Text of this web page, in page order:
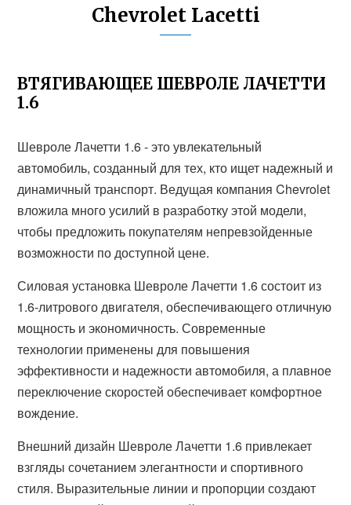
Chevrolet Lacetti
ВТЯГИВАЮЩЕЕ ШЕВРОЛЕ ЛАЧЕТТИ
1.6
Шевроле Лачетти 1.6 - это увлекательный
автомобиль, созданный для тех, кто ищет надежный и
динамичный транспорт. Ведущая компания Chevrolet
вложила много усилий в разработку этой модели,
чтобы предложить покупателям непревзойденные
возможности по доступной цене.
Силовая установка Шевроле Лачетти 1.6 состоит из
1.6-литрового двигателя, обеспечивающего отличную
мощность и экономичность. Современные
технологии применены для повышения
эффективности и надежности автомобиля, а плавное
переключение скоростей обеспечивает комфортное
вождение.
Внешний дизайн Шевроле Лачетти 1.6 привлекает
взгляды сочетанием элегантности и спортивного
стиля. Выразительные линии и пропорции создают